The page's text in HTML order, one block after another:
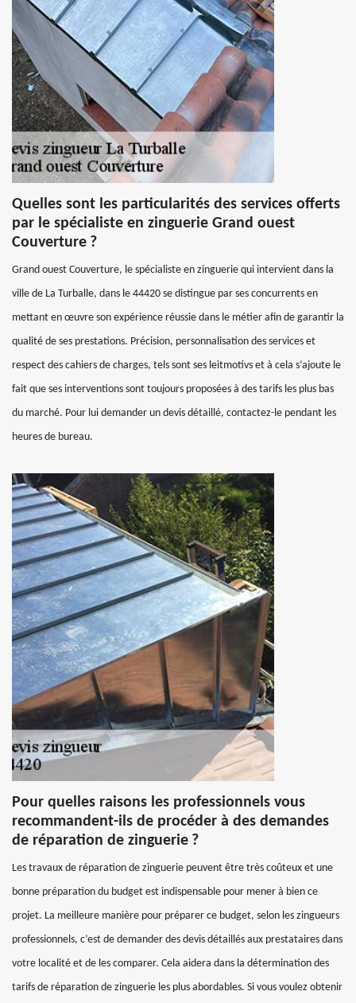
Quelles sont les particularités des services offerts
par le spécialiste en zinguerie Grand ouest
Couverture ?
Grand ouest Couverture, le spécialiste en zinguerie qui intervient dans la
ville de La Turballe, dans le 44420 se distingue par ses concurrents en
mettant en œuvre son expérience réussie dans le métier afin de garantir la
qualité de ses prestations. Précision, personnalisation des services et
respect des cahiers de charges, tels sont ses leitmotivs et à cela s’ajoute le
fait que ses interventions sont toujours proposées à des tarifs les plus bas
du marché. Pour lui demander un devis détaillé, contactez-le pendant les
heures de bureau.
Pour quelles raisons les professionnels vous
recommandent-ils de procéder à des demandes
de réparation de zinguerie ?
Les travaux de réparation de zinguerie peuvent être très coûteux et une
bonne préparation du budget est indispensable pour mener à bien ce
projet. La meilleure manière pour préparer ce budget, selon les zingueurs
professionnels, c’est de demander des devis détaillés aux prestataires dans
votre localité et de les comparer. Cela aidera dans la détermination des
tarifs de réparation de zinguerie les plus abordables. Si vous voulez obtenir